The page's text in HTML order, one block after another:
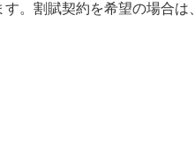
。割賦契約を希望の場合は